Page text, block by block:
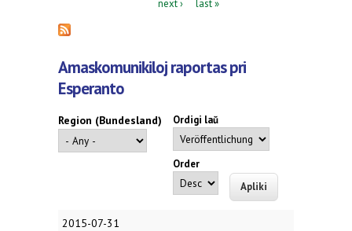
next ›
last »
Amaskomunikiloj raportas pri
Esperanto
Region (Bundesland) Ordigi laŭ
Order
2015-07-31